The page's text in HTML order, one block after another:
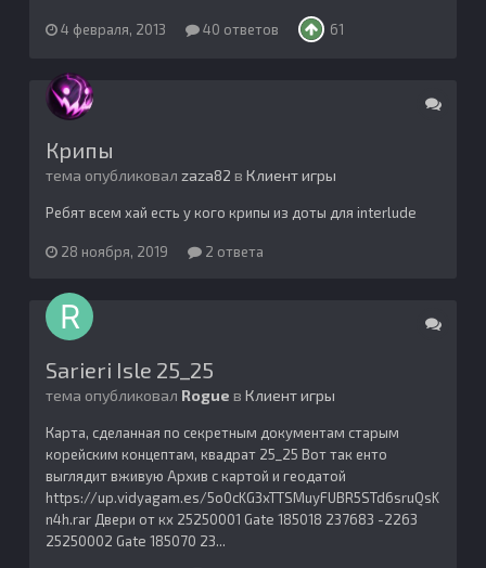
4 февраля, 2013 40 ответов 61
Крипы
тема опубликовал zaza82 в Клиент игры
Ребят всем хай есть у кого крипы из доты для interlude
28 ноября, 2019 2 ответа
Sarieri Isle 25_25
тема опубликовал Rogue в Клиент игры
Карта, сделанная по секретным документам старым
корейским концептам, квадрат 25_25 Вот так енто
выглядит вживую Архив с картой и геодатой
https://up.vidyagam.es/5o0cKG3xTTSMuyFUBR5STd6sruQsK
n4h.rar Двери от кх 25250001 Gate 185018 237683 -2263
25250002 Gate 185070 23...